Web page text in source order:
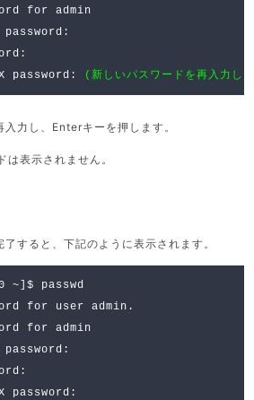
for admin
password:
(新しいパスワードを再入力し
力し、Enterキーを押します。
は表示されません。
すると、下記のように表示されます。
~]$ passwd
for user admin.
for admin
password: